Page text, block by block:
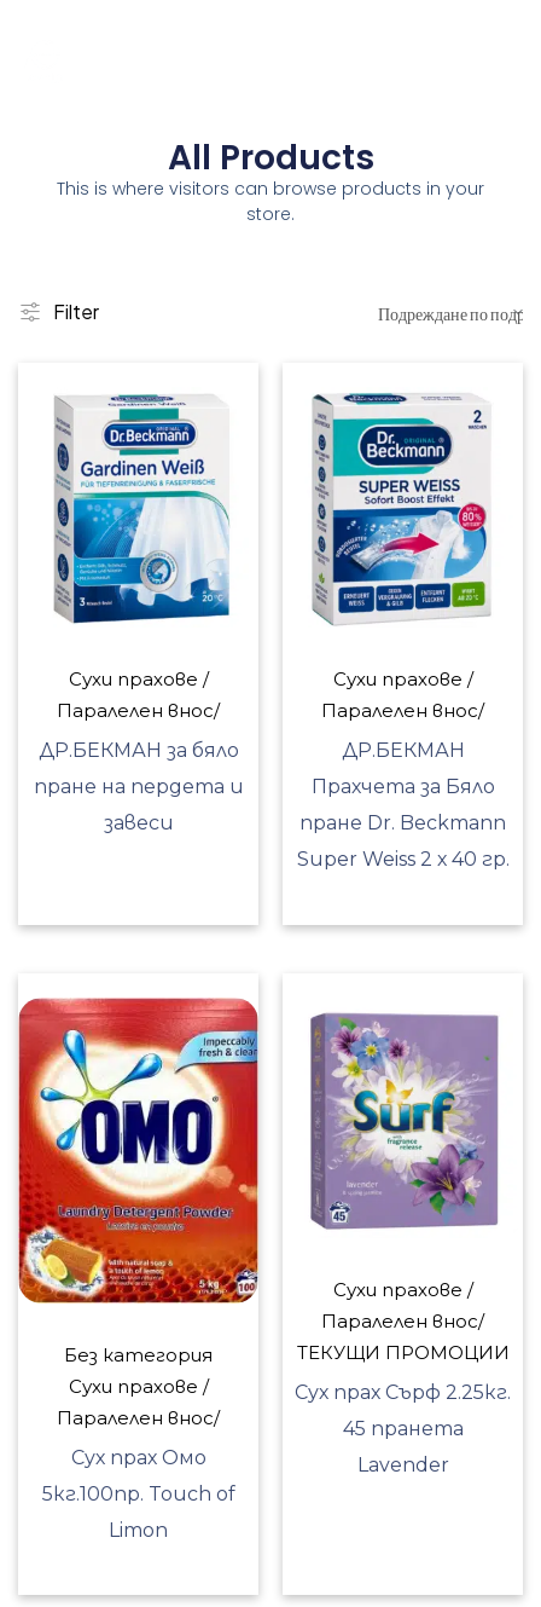
All Products
This is where visitors can browse products in your
store.
Filter
Сухи прахове /
Паралелен внос/
ДР.БЕКМАН за бяло
пране на пердета и
завеси
Сухи прахове /
Паралелен внос/
ДР.БЕКМАН
Прахчета за Бяло
пране Dr. Beckmann
Super Weiss 2 х 40 гр.
Без категория
Сухи прахове /
Паралелен внос/
Сух прах Омо
5кг.100пр. Touch of
Limon
Сухи прахове /
Паралелен внос/
ТЕКУЩИ ПРОМОЦИИ
Сух прах Сърф 2.25кг.
45 пранета
Lavender